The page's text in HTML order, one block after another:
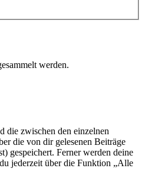
werden.
die zwischen den einzelnen
die von dir gelesenen Beiträge
gespeichert. Ferner werden deine
jederzeit über die Funktion „Alle